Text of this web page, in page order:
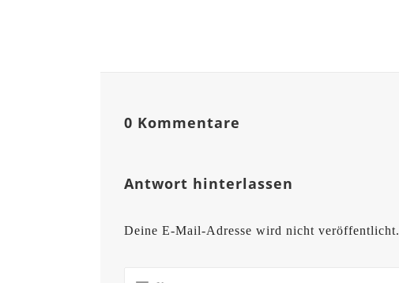
0 Kommentare
Antwort hinterlassen
Deine E-Mail-Adresse wird nicht veröffentlicht.